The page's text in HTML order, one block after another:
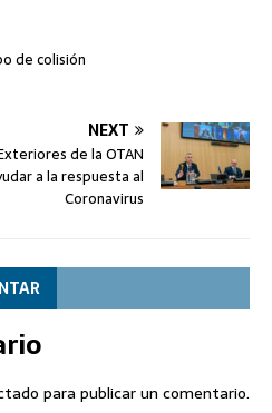
de colisión
NEXT
de la OTAN
a la respuesta al
Coronavirus
para publicar un comentario.